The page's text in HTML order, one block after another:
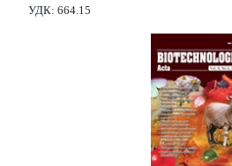
УДК: 664.15